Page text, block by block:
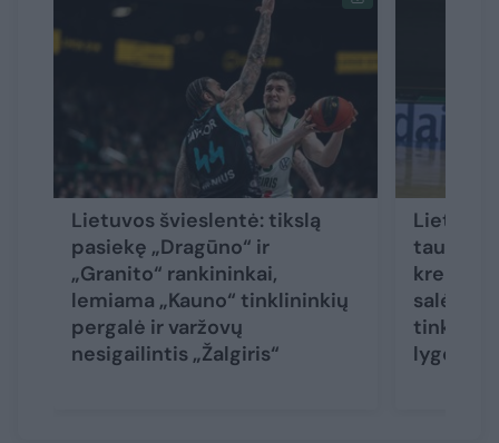
Lietuvos švieslentė: tikslą
pasiekę „Dragūno“ ir
„Granito“ rankininkai,
lemiama „Kauno“ tinklininkių
pergalė ir varžovų
nesigailintis „Žalgiris“
taurės –
salės
lygos